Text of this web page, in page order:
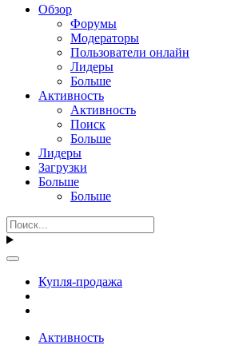
Обзор
Форумы
Модераторы
Пользователи онлайн
Лидеры
Больше
Активность
Активность
Поиск
Больше
Лидеры
Загрузки
Больше
Больше
Купля-продажа
Активность